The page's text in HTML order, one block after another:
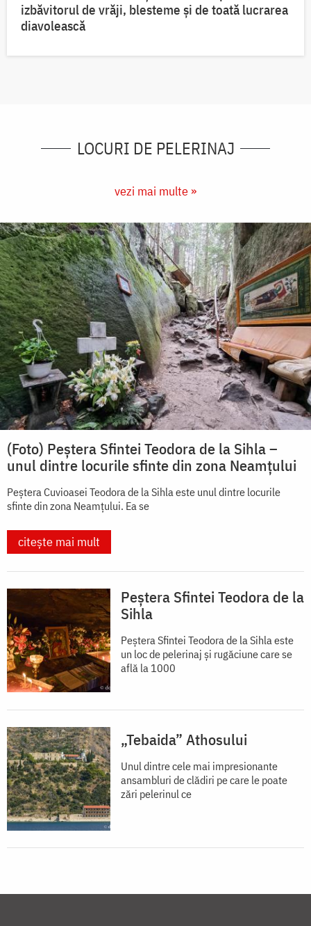
izbăvitorul de vrăji, blesteme și de toată lucrarea
diavolească
LOCURI DE PELERINAJ
vezi mai multe »
(Foto) Peștera Sfintei Teodora de la Sihla –
unul dintre locurile sfinte din zona Neamțului
Peștera Cuvioasei Teodora de la Sihla este unul dintre locurile
sfinte din zona Neamțului. Ea se
citește mai mult
Peștera Sfintei Teodora de la
Sihla
Peștera Sfintei Teodora de la Sihla este
un loc de pelerinaj și rugăciune care se
află la 1000
„Tebaida” Athosului
Unul dintre cele mai impresionante
ansambluri de clădiri pe care le poate
zări pelerinul ce